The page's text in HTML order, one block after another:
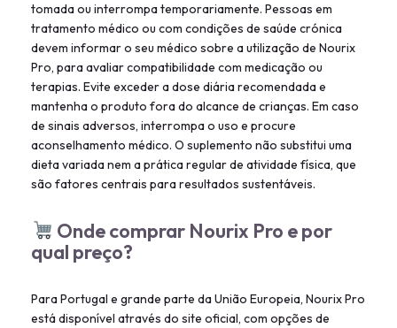
tomada ou interrompa temporariamente. Pessoas em
tratamento médico ou com condições de saúde crónica
devem informar o seu médico sobre a utilização de Nourix
Pro, para avaliar compatibilidade com medicação ou
terapias. Evite exceder a dose diária recomendada e
mantenha o produto fora do alcance de crianças. Em caso
de sinais adversos, interrompa o uso e procure
aconselhamento médico. O suplemento não substitui uma
dieta variada nem a prática regular de atividade física, que
são fatores centrais para resultados sustentáveis.
Onde comprar Nourix Pro e por
qual preço?
Para Portugal e grande parte da União Europeia, Nourix Pro
está disponível através do site oficial, com opções de